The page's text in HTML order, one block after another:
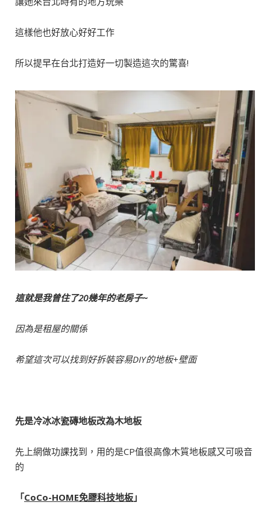
這樣他也好放心好好工作
所以提早在台北打造好一切製造這次的驚喜!
這就是我曾住了20幾年的老房子~
因為是租屋的關係
希望這次可以找到好拆裝容易DIY的地板+壁面
先是冷冰冰瓷磚地板改為木地板
先上網做功課找到，用的是CP值很高像木質地板感又可吸音
的
「CoCo-HOME免膠科技地板 」